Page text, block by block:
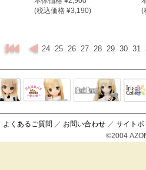
(税込価格 ¥3,190)
(
24 25 26 27 28 29 30 31
よくあるご質問 ／ お問い合わせ ／ サイトポ
©2004